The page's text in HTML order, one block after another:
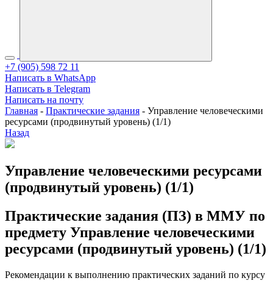
+7 (905) 598 72 11
Написать в WhatsApp
Написать в Telegram
Написать на почту
Главная - Практические задания - Управление человеческими
ресурсами (продвинутый уровень) (1/1)
Назад
Управление человеческими ресурсами
(продвинутый уровень) (1/1)
Практические задания (ПЗ) в ММУ по
предмету Управление человеческими
ресурсами (продвинутый уровень) (1/1)
Рекомендации к выполнению практических заданий по курсу